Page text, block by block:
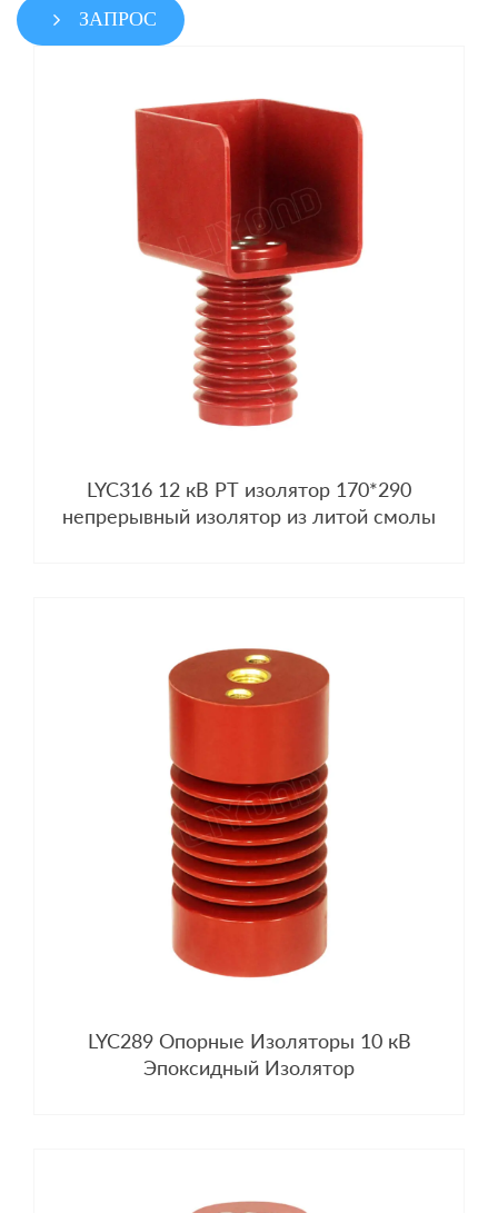
ЗАПРОС
LYC316 12 кВ PT изолятор 170*290
непрерывный изолятор из литой смолы
LYC289 Опорные Изоляторы 10 кВ
Эпоксидный Изолятор